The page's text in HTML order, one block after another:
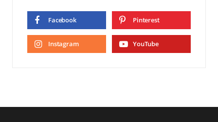
Facebook Pinterest
Instagram YouTube